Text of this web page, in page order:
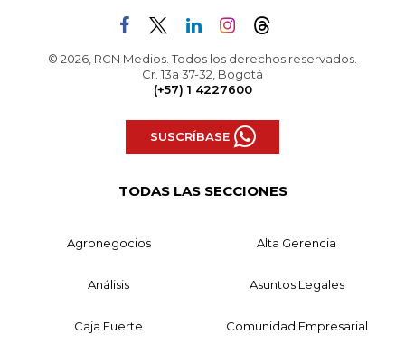
© 2026, RCN Medios. Todos los derechos reservados.
Cr. 13a 37-32, Bogotá
(+57) 1 4227600
SUSCRÍBASE
TODAS LAS SECCIONES
Agronegocios Alta Gerencia
Análisis Asuntos Legales
Caja Fuerte Comunidad Empresarial